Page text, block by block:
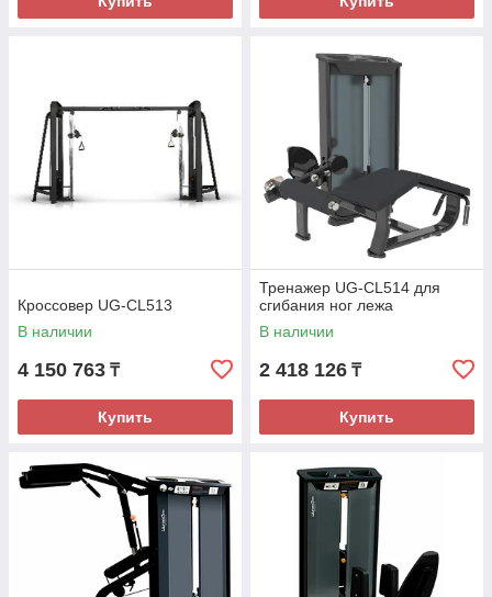
Кроссовер UG-CL513
В наличии
4 150 763 ₸
Купить
Тренажер UG-CL514 для
сгибания ног лежа
В наличии
2 418 126 ₸
Купить